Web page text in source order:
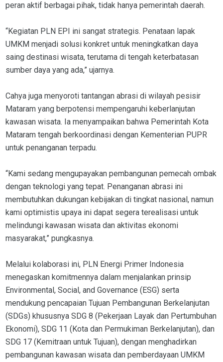
peran aktif berbagai pihak, tidak hanya pemerintah daerah.
“Kegiatan PLN EPI ini sangat strategis. Penataan lapak
UMKM menjadi solusi konkret untuk meningkatkan daya
saing destinasi wisata, terutama di tengah keterbatasan
sumber daya yang ada,” ujarnya.
Cahya juga menyoroti tantangan abrasi di wilayah pesisir
Mataram yang berpotensi mempengaruhi keberlanjutan
kawasan wisata. Ia menyampaikan bahwa Pemerintah Kota
Mataram tengah berkoordinasi dengan Kementerian PUPR
untuk penanganan terpadu.
“Kami sedang mengupayakan pembangunan pemecah ombak
dengan teknologi yang tepat. Penanganan abrasi ini
membutuhkan dukungan kebijakan di tingkat nasional, namun
kami optimistis upaya ini dapat segera terealisasi untuk
melindungi kawasan wisata dan aktivitas ekonomi
masyarakat,” pungkasnya.
Melalui kolaborasi ini, PLN Energi Primer Indonesia
menegaskan komitmennya dalam menjalankan prinsip
Environmental, Social, and Governance (ESG) serta
mendukung pencapaian Tujuan Pembangunan Berkelanjutan
(SDGs) khususnya SDG 8 (Pekerjaan Layak dan Pertumbuhan
Ekonomi), SDG 11 (Kota dan Permukiman Berkelanjutan), dan
SDG 17 (Kemitraan untuk Tujuan), dengan menghadirkan
pembangunan kawasan wisata dan pemberdayaan UMKM